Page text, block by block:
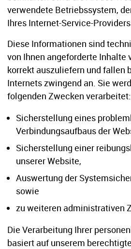
verwendete Betriebssystem,
Ihres Internet-Service-
Diese Informationen sind
von Ihnen angeforderte Inhalte
korrekt auszuliefern und fallen
Internets zwingend an. Sie
folgenden Zwecken verarbeitet:
Sicherstellung eines
Verbindungsaufbaus der
Sicherstellung einer
unserer Website,
Auswertung der
sowie
zu weiteren administrativen
Die Verarbeitung Ihrer
basiert auf unserem